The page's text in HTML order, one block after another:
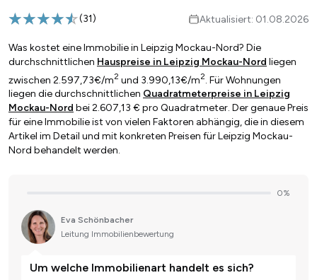
(31) Aktualisiert: 01.08.2026
Was kostet eine Immobilie in Leipzig Mockau-Nord? Die
durchschnittlichen Hauspreise in Leipzig Mockau-Nord liegen
zwischen 2.597,73€/m2 und 3.990,13€/m2. Für Wohnungen
liegen die durchschnittlichen Quadratmeterpreise in Leipzig
Mockau-Nord bei 2.607,13 € pro Quadratmeter. Der genaue Preis
für eine Immobilie ist von vielen Faktoren abhängig, die in diesem
Artikel im Detail und mit konkreten Preisen für Leipzig Mockau-
Nord behandelt werden.